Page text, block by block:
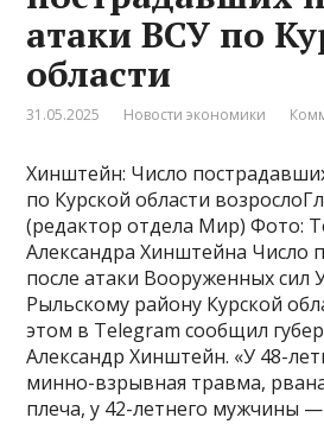
атаки ВСУ по
области
31.05.2025 Новости экономики
Хинштейн: Число
по Курской области
(редактор отдела Мир) Фото:
Александра Хинштейна Число
после атаки Вооруженных сил
Рыльскому району Курской
этом в Telegram сообщил
Александр Хинштейн. «У 48-
минно-взрывная травма,
плеча, у 42-летнего мужчины